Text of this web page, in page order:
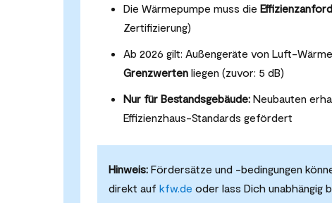
Die Wärmepumpe muss die
Zertifizierung)
Ab 2026 gilt: Außengeräte von Luft-
Grenzwerten liegen (zuvor: 5 dB)
Nur für Bestandsgebäude: Neubauten
Effizienzhaus-Standards gefördert
Hinweis: Fördersätze und -bedingungen
direkt auf kfw.de oder lass Dich unabhängig